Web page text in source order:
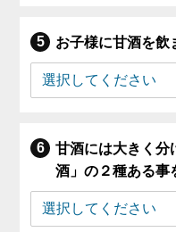
お子様に甘酒を飲
甘酒には大きく分
酒」の２種ある事